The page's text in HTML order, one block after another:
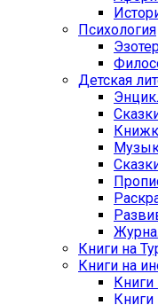
Психология
Детская
Книги на
Книги на